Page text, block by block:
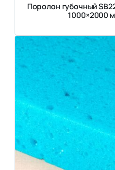
Поролон губочный
1000×2000